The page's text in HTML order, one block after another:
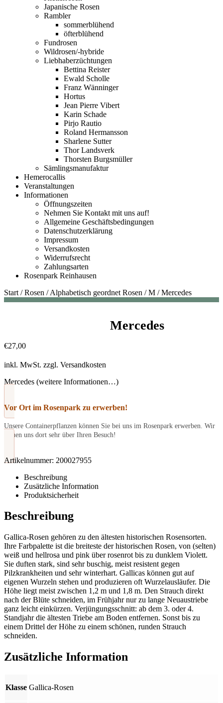
Japanische Rosen
Rambler
sommerblühend
öfterblühend
Fundrosen
Wildrosen/-hybride
Liebhaberzüchtungen
Bettina Reister
Ewald Scholle
Franz Wänninger
Hortus
Jean Pierre Vibert
Karin Schade
Pirjo Rautio
Roland Hermansson
Sharlene Sutter
Thor Landsverk
Thorsten Burgsmüller
Sämlingsmanufaktur
Hemerocallis
Veranstaltungen
Informationen
Öffnungszeiten
Nehmen Sie Kontakt mit uns auf!
Allgemeine Geschäftsbedingungen
Datenschutzerklärung
Impressum
Versandkosten
Widerrufsrecht
Zahlungsarten
Rosenpark Reinhausen
Start /Rosen /Alphabetisch geordnet Rosen /M /Mercedes
Mercedes
€27,00
inkl. MwSt. zzgl. Versandkosten
Mercedes (weitere Informationen…)
Vor Ort im Rosenpark zu erwerben!
Unsere Containerpflanzen können Sie bei uns im Rosenpark erwerben. Wir
freuen uns dort sehr über Ihren Besuch!
Artikelnummer: 200027955
Beschreibung
Zusätzliche Information
Produktsicherheit
Beschreibung
Gallica-Rosen gehören zu den ältesten historischen Rosensorten.
Ihre Farbpalette ist die breiteste der historischen Rosen, von (selten)
weiß und hellrosa und pink über rosenrot bis zu dunklem Violett.
Sie duften stark, sind sehr buschig, meist resistent gegen
Pilzkrankheiten und sehr winterhart. Gallicas können gut auf
eigenen Wurzeln stehen und produzieren oft Wurzelausläufer. Die
Höhe liegt meist zwischen 1,2 m und 1,8 m. Den Strauch direkt
nach der Blüte schneiden, im Frühjahr nur zu lange Neuaustriebe
ganz leicht einkürzen. Verjüngungsschnitt: ab dem 3. oder 4.
Standjahr die ältesten Triebe am Boden entfernen. Sonst bis zu
einem Drittel der Höhe zu einem schönen, runden Strauch
schneiden.
Zusätzliche Information
Klasse Gallica-Rosen